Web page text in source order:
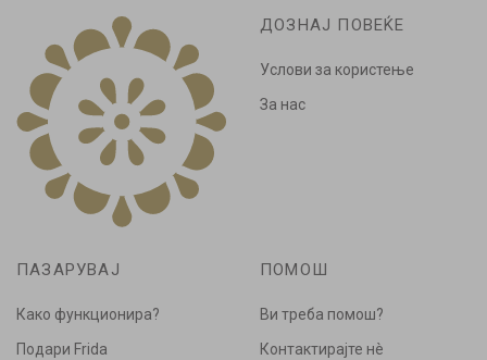
ДОЗНАЈ ПОВЕЌЕ
Услови за користење
За нас
ПАЗАРУВАЈ
Како функционира?
Подари Frida
ПОМОШ
Ви треба помош?
Контактирајте нè